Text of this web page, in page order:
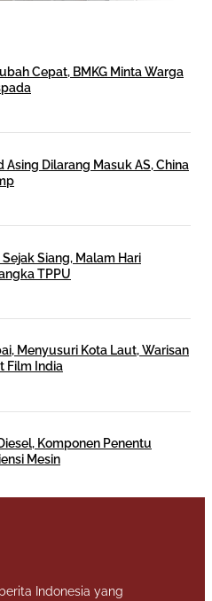
Cepat, BMKG Minta Warga
Asing Dilarang Masuk AS, China
Siang, Malam Hari
TPPU
Menyusuri Kota Laut, Warisan
Film India
Komponen Penentu
Mesin
Indonesia yang